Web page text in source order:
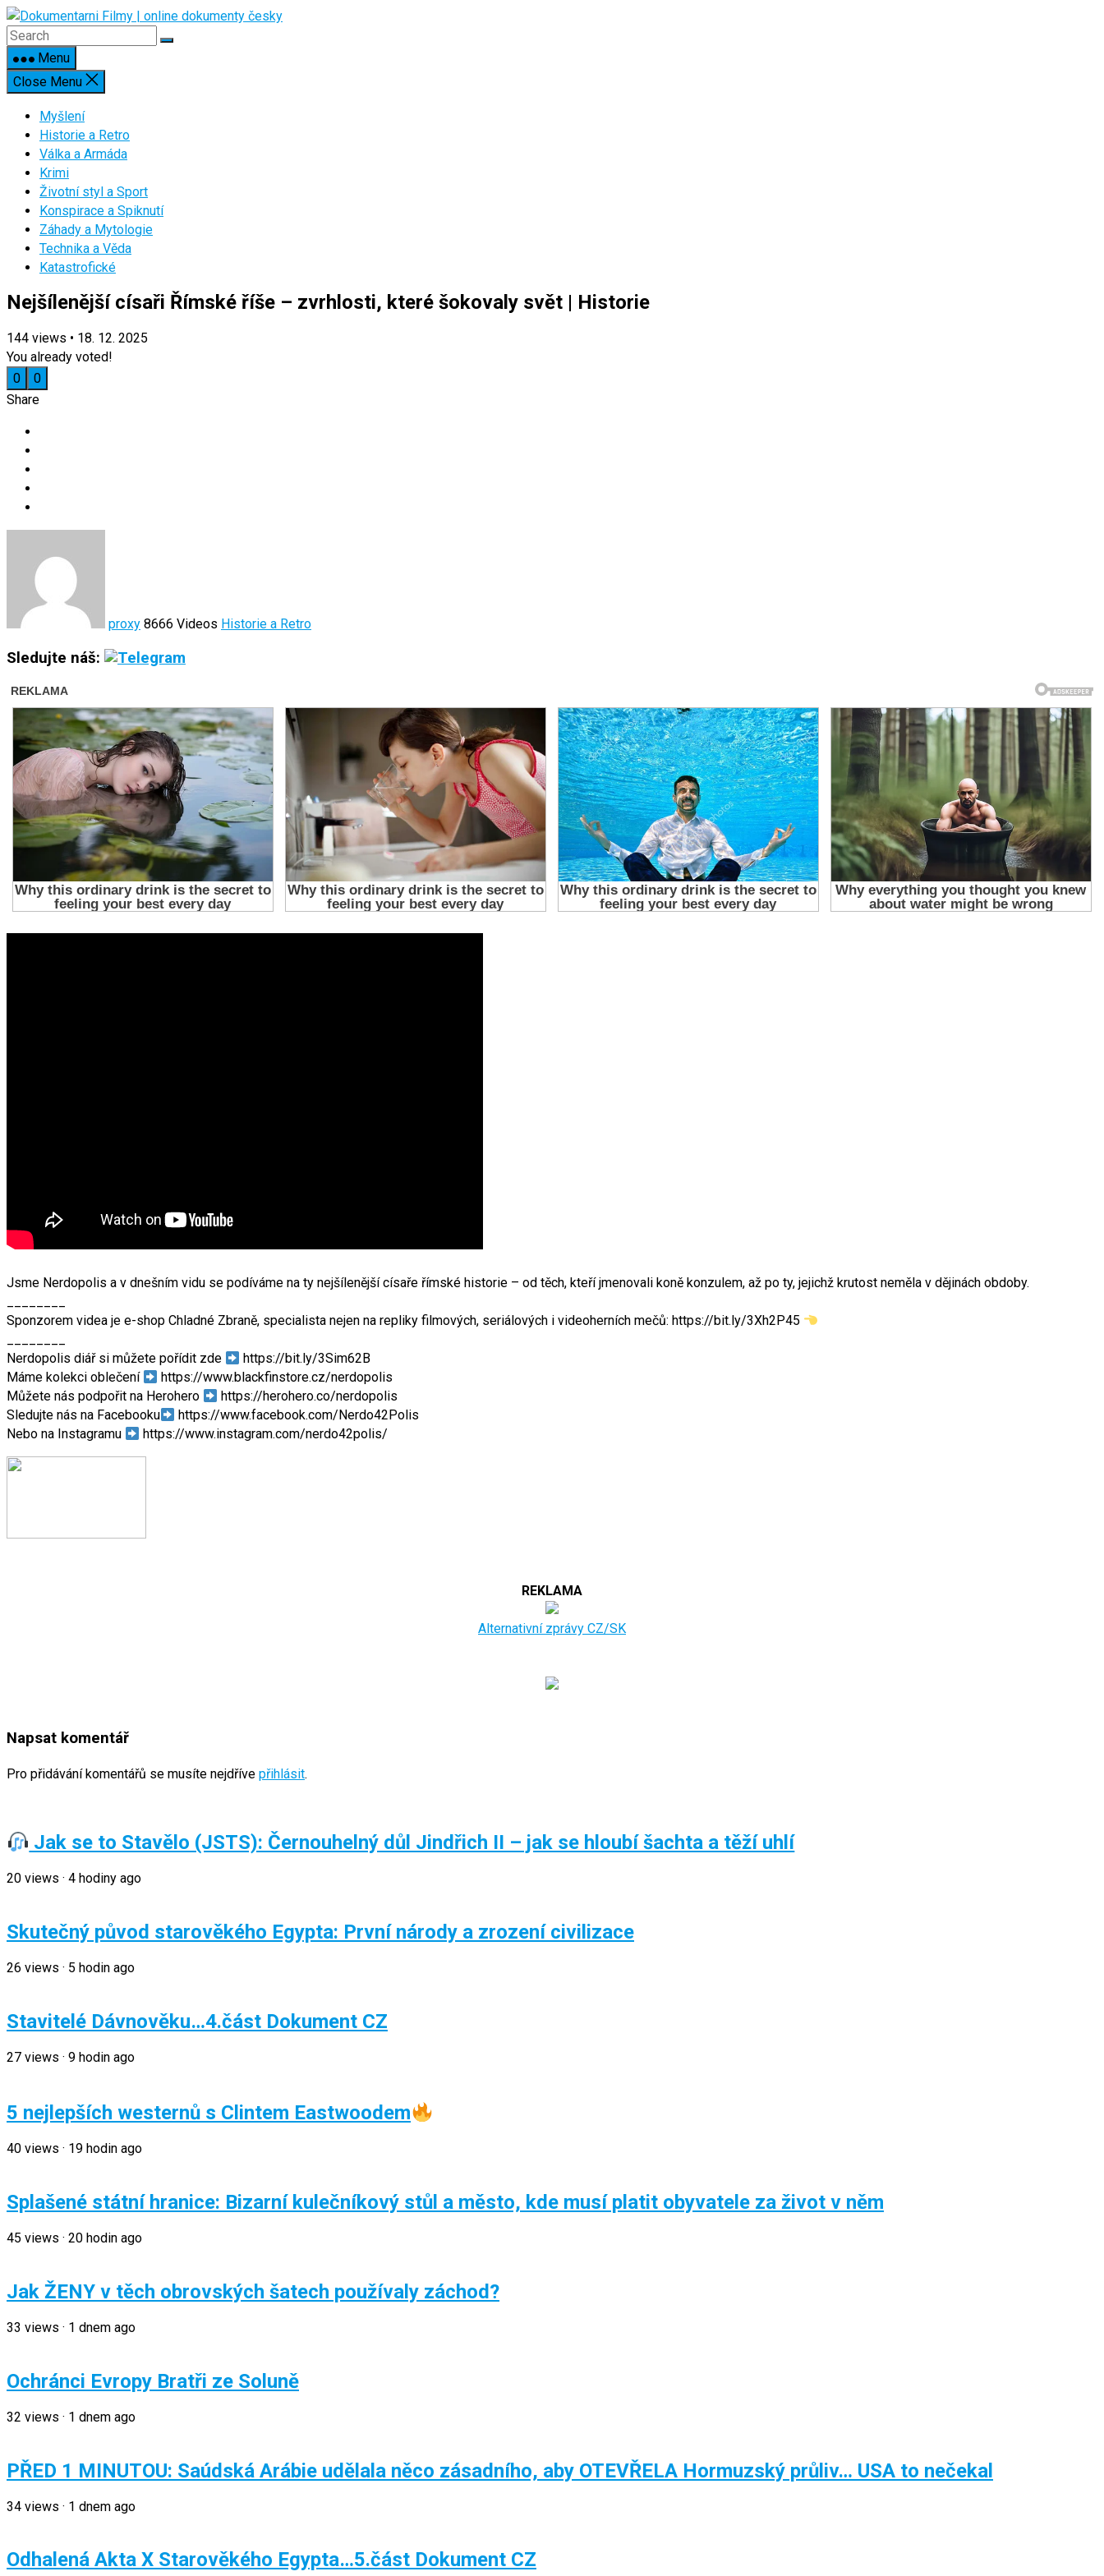
Skip
to
contentMenu
Close Menu
Myšlení
Historie a Retro
Válka a Armáda
Krimi
Životní styl a Sport
Konspirace a Spiknutí
Záhady a Mytologie
Technika a Věda
Katastrofické
Nejšílenější císaři Římské říše – zvrhlosti, které šokovaly svět | Historie
144 views • 18. 12. 2025
You already voted!
0
0
Share
proxy 8666 Videos Historie a Retro
Sledujte náš:
Jsme Nerdopolis a v dnešním vidu se podíváme na ty nejšílenější císaře římské historie – od těch, kteří jmenovali koně konzulem, až po ty, jejichž krutost neměla v dějinách obdoby.
Sponzorem videa je e-shop Chladné Zbraně, specialista nejen na repliky filmových, seriálových i videoherních mečů: https://bit.ly/3Xh2P45
Nerdopolis diář si můžete pořídit zde
https://bit.ly/3Sim62B
Máme kolekci oblečení
https://www.blackfinstore.cz/nerdopolis
Můžete nás podpořit na Herohero
https://herohero.co/nerdopolis
Sledujte nás na Facebooku
https://www.facebook.com/Nerdo42Polis
Nebo na Instagramu
https://www.instagram.com/nerdo42polis/
REKLAMA
Alternativní zprávy CZ/SK
Napsat komentář
Pro přidávání komentářů se musíte nejdříve přihlásit.
Jak se to Stavělo (JSTS): Černouhelný důl Jindřich II – jak se hloubí šachta a těží uhlí
20 views · 4 hodiny ago
Skutečný původ starověkého Egypta: První národy a zrození civilizace
26 views · 5 hodin ago
Stavitelé Dávnověku…4.část Dokument CZ
27 views · 9 hodin ago
5 nejlepších westernů s Clintem Eastwoodem
40 views · 19 hodin ago
Splašené státní hranice: Bizarní kulečníkový stůl a město, kde musí platit obyvatele za život v něm
45 views · 20 hodin ago
Jak ŽENY v těch obrovských šatech používaly záchod?
33 views · 1 dnem ago
Ochránci Evropy Bratři ze Soluně
32 views · 1 dnem ago
PŘED 1 MINUTOU: Saúdská Arábie udělala něco zásadního, aby OTEVŘELA Hormuzský průliv… USA to nečekal
34 views · 1 dnem ago
Odhalená Akta X Starověkého Egypta…5.část Dokument CZ